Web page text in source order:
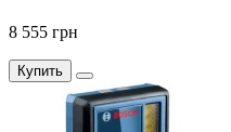
8 555 грн
Купить